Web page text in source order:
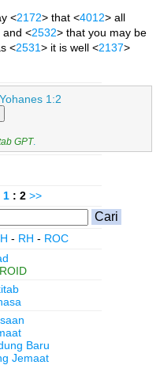
<2172> that <4012> all
and <2532> that you may be
<2531> it is well <2137>
1:2
GPT.
1 : 2 >>
- RH - ROC
Baru
Jemaat